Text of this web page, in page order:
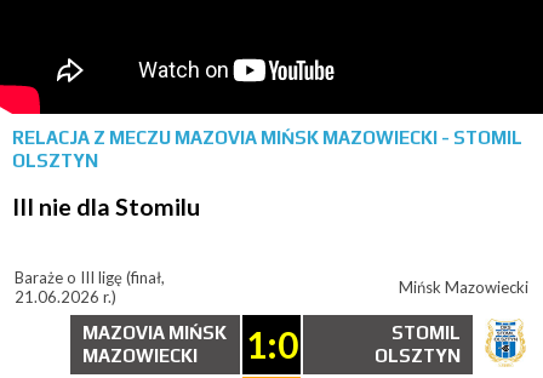
RELACJA Z MECZU MAZOVIA MIŃSK MAZOWIECKI - STOMIL
OLSZTYN
III nie dla Stomilu
Baraże o III ligę (finał,
21.06.2026 r.)
Mińsk Mazowiecki
MAZOVIA MIŃSK
MAZOWIECKI
1:0
STOMIL
OLSZTYN